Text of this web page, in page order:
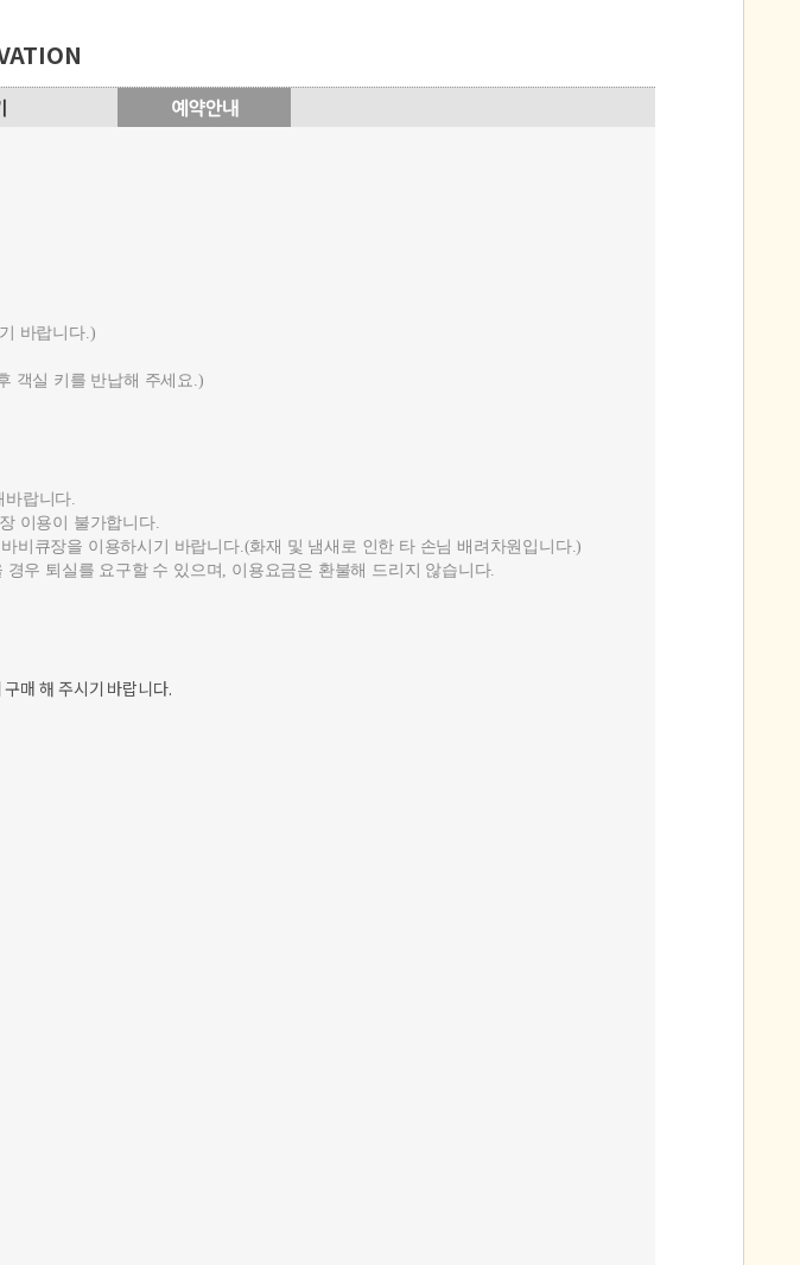
바랍니다.)
객실 키를 반납해 주세요.)
바랍니다.
이용이 불가합니다.
비큐장을 이용하시기 바랍니다.(화재 및 냄새로 인한 타 손님 배려차원입니다.)
우 퇴실를 요구할 수 있으며, 이용요금은 환불해 드리지 않습니다.
매 해 주시기 바랍니다.